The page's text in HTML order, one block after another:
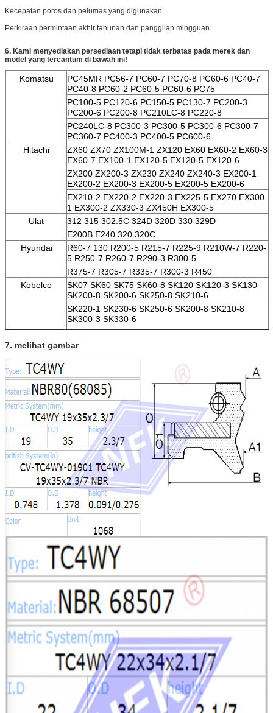
Kecepatan poros dan pelumas yang digunakan
Perkiraan permintaan akhir tahunan dan panggilan mingguan
6. Kami menyediakan persediaan tetapi tidak terbatas pada merek dan
model yang tercantum di bawah ini!
Komatsu
PC45MR PC56-7 PC60-7 PC70-8 PC60-6 PC40-7
PC40-8 PC60-2 PC60-5 PC60-6 PC75
PC100-5 PC120-6 PC150-5 PC130-7 PC200-3
PC200-6 PC200-8 PC210LC-8 PC220-8
PC240LC-8 PC300-3 PC300-5 PC300-6 PC300-7
PC360-7 PC400-3 PC400-5 PC600-6
Hitachi
ZX60 ZX70 ZX100M-1 ZX120 EX60 EX60-2 EX60-3
EX60-7 EX100-1 EX120-5 EX120-5 EX120-6
ZX200 ZX200-3 ZX230 ZX240 ZX240-3 EX200-1
EX200-2 EX200-3 EX200-5 EX200-5 EX200-6
EX210-2 EX220-2 EX220-3 EX225-5 EX270 EX300-
1 EX300-2 ZX330-3 ZX450H EX300-5
Ulat
312 315 302.5C 324D 320D 330 329D
E200B E240 320 320C
Hyundai
R60-7 130 R200-5 R215-7 R225-9 R210W-7 R220-
5 R250-7 R260-7 R290-3 R300-5
R375-7 R305-7 R335-7 R300-3 R450
Kobelco
SK07 SK60 SK75 SK60-8 SK120 SK120-3 SK130
SK200-8 SK200-6 SK250-8 SK210-6
SK220-1 SK230-6 SK250-6 SK200-8 SK210-8
SK300-3 SK330-6
Doosan /
Daewoo
DH60-7 DH80-7 DH130 DH215-7 DH215-9 DH220-
5 DH220-2 DH220-3 DH225-7 DH280-3
EC
EC210BLC EC140BLC EC290B EC360B
210 240
Sumitomo
SH120 SH75 SH100 S280 S280FA S280F2 S281
S340 S265F2
SH200 SH200A3
Kato
HD550 HD450 HD800-7 HD400SEM HD700-2
HD700-5 HD700-7 HD800SD-5 HD900-7
HD820-2 HD820 HD770-1 HD770-2 HD880-1
HD850 HD250 HD400
Merek lain
CLG200 Sunward60 Sunward70
XG820
7. melihat gambar